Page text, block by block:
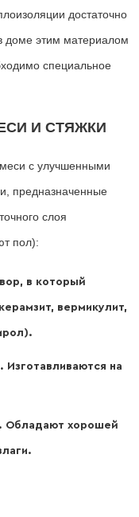
достаточно
доме этим материалом
специальное
И СТЯЖКИ
с улучшенными
предназначенные
слоя
пол):
в который
вермикулит,
на
Обладают хорошей